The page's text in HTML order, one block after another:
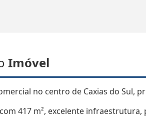
Imóvel
no centro de Caxias do Sul,
417 m², excelente